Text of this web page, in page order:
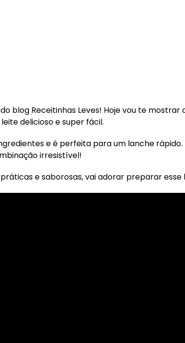
blog Receitinhas Leves! Hoje vou te
delicioso e super fácil.
e é perfeita para um lanche
irresistível!
e saborosas, vai adorar preparar esse